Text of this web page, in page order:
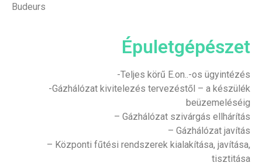
Budeurs
Épuletgépészet
-Teljes körű E.on..-os ügyintézés
-Gázhálózat kivitelezés tervezéstől – a készülék
beüzemeléséig
– Gázhálózat szivárgás ellhárítás
– Gázhálózat javítás
– Központi fűtési rendszerek kialakítása, javítása,
tisztitása